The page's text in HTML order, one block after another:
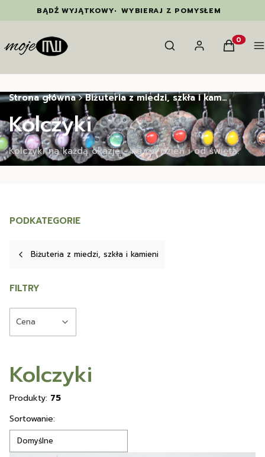
BĄDŹ WYJĄTKOWY• WYBIERAJ Z POMYSŁEM
Otwórz wyszukiwarkę
Szukaj Zaloguj sięKoszyk
Strona główna Biżuteria z miedzi, szkła i kamieni
Kolczyki
Kolczyki na każdą okazję - na co dzień i od święta.
PODKATEGORIE
Biżuteria z miedzi, szkła i kamieni
FILTRY
Cena
Kolczyki
Produkty: 75
Lista produktów
Sortowanie:
Domyślne